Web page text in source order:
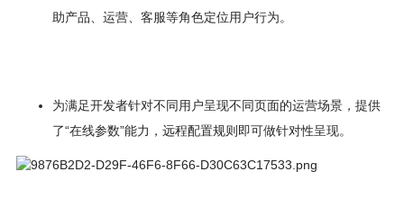
助产品、运营、客服等角色定位用户行为。
为满足开发者针对不同用户呈现不同页面的运营场景，提供
了“在线参数”能力，远程配置规则即可做针对性呈现。